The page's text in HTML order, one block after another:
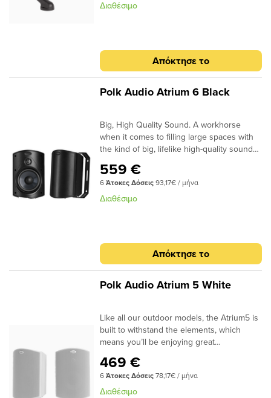
Διαθέσιμο
Απόκτησε το
Polk Audio Atrium 6 Black
Big, High Quality Sound. A workhorse
when it comes to filling large spaces with
the kind of big, lifelike high-quality sound
withstand the elements, which means you’ll
be enjoying great performance for years to
come.All-Weather certified5.25" Dynamic
559 €
6Άτοκες Δόσεις93,17€ / μήνα
Διαθέσιμο
Απόκτησε το
Polk Audio Atrium 5 White
Like all our outdoor models, the Atrium5 is
built to withstand the elements, which
means you’ll be enjoying great
get that indoor sound you love—all from an
outdoor loudspeaker you can put
anywhere around your home.All-Weather
469 €
6Άτοκες Δόσεις78,17€ / μήνα
Διαθέσιμο